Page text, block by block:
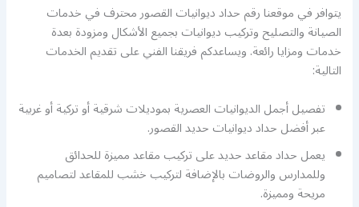
يتوافر في موقعنا رقم حداد ديوانيات القصور محترف في خدمات
الصيانة والتصليح وتركيب ديوانيات بجميع الأشكال ومزودة بعدة
خدمات ومزايا رائعة. ويساعدكم فريقنا الفني على تقديم الخدمات
التالية:
تفصيل أجمل الديوانيات العصرية بموديلات شرقية أو تركية أو غربية
عبر أفضل حداد ديوانيات حديد القصور.
يعمل حداد مقاعد حديد على تركيب مقاعد مميزة للحدائق
وللمدارس والروضات بالإضافة لتركيب خشب للمقاعد لتصاميم
مريحة ومميزة.